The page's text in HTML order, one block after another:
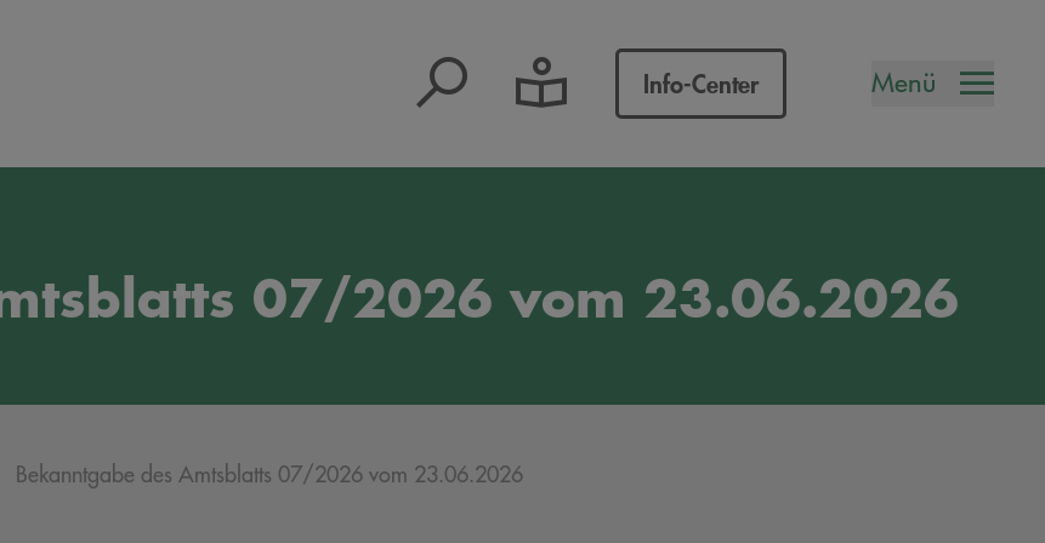
Suche öffnen
Abfallkalender öffnen
Info-Center Menü
07/2026 vom 23.06.2026
Bekanntgabe des Amtsblatts 07/2026 vom 23.06.2026